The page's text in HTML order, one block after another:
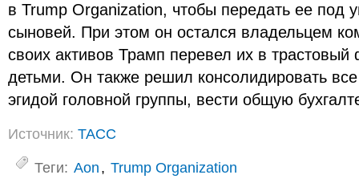
в Trump Organization, чтобы передать ее под
сыновей. При этом он остался владельцем
своих активов Трамп перевел их в
детьми. Он также решил консолидировать
эгидой головной группы, вести общую
Источник: ТАСС
Теги: Aon, Trump Organization